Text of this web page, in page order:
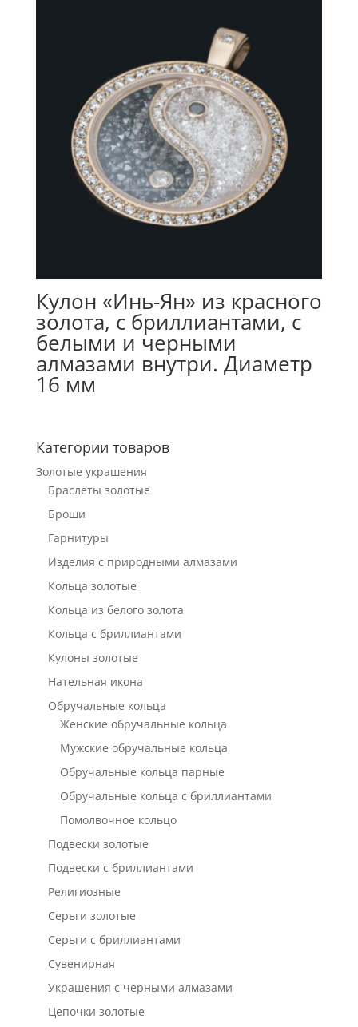
Кулон «Инь-Ян» из красного
золота, с бриллиантами, с
белыми и черными
алмазами внутри. Диаметр
16 мм
Категории товаров
Золотые украшения
Браслеты золотые
Броши
Гарнитуры
Изделия с природными алмазами
Кольца золотые
Кольца из белого золота
Кольца с бриллиантами
Кулоны золотые
Нательная икона
Обручальные кольца
Женские обручальные кольца
Мужские обручальные кольца
Обручальные кольца парные
Обручальные кольца с бриллиантами
Помолвочное кольцо
Подвески золотые
Подвески с бриллиантами
Религиозные
Серьги золотые
Серьги с бриллиантами
Сувенирная
Украшения с черными алмазами
Цепочки золотые